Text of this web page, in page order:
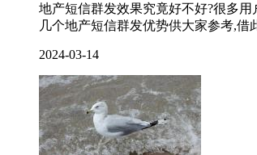
地产短信群发效果究竟好不好?很多
几个地产短信群发优势供大家参考,借
2024-03-14